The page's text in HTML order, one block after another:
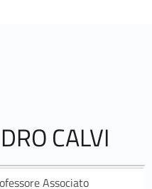
CALVI
Associato